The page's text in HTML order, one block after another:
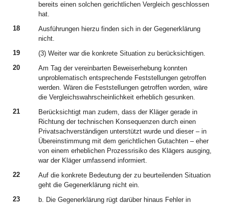
bereits einen solchen gerichtlichen Vergleich geschlossen
hat.
18
Ausführungen hierzu finden sich in der Gegenerklärung
nicht.
19
(3) Weiter war die konkrete Situation zu berücksichtigen.
20
Am Tag der vereinbarten Beweiserhebung konnten
unproblematisch entsprechende Feststellungen getroffen
werden. Wären die Feststellungen getroffen worden, wäre
die Vergleichswahrscheinlichkeit erheblich gesunken.
21
Berücksichtigt man zudem, dass der Kläger gerade in
Richtung der technischen Konsequenzen durch einen
Privatsachverständigen unterstützt wurde und dieser – in
Übereinstimmung mit dem gerichtlichen Gutachten – eher
von einem erheblichen Prozessrisiko des Klägers ausging,
war der Kläger umfassend informiert.
22
Auf die konkrete Bedeutung der zu beurteilenden Situation
geht die Gegenerklärung nicht ein.
23
b. Die Gegenerklärung rügt darüber hinaus Fehler in